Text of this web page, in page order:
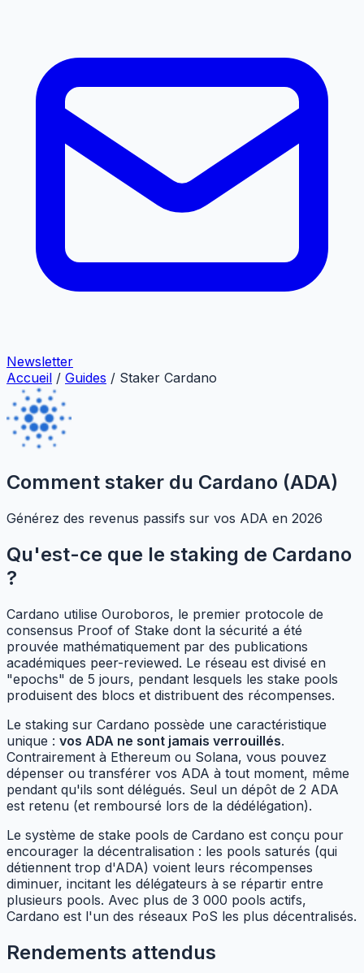
Newsletter
Accueil / Guides / Staker Cardano
Comment staker du Cardano (ADA)
Générez des revenus passifs sur vos ADA en 2026
Qu'est-ce que le staking de Cardano
?
Cardano utilise Ouroboros, le premier protocole de
consensus Proof of Stake dont la sécurité a été
prouvée mathématiquement par des publications
académiques peer-reviewed. Le réseau est divisé en
"epochs" de 5 jours, pendant lesquels les stake pools
produisent des blocs et distribuent des récompenses.
Le staking sur Cardano possède une caractéristique
unique : vos ADA ne sont jamais verrouillés.
Contrairement à Ethereum ou Solana, vous pouvez
dépenser ou transférer vos ADA à tout moment, même
pendant qu'ils sont délégués. Seul un dépôt de 2 ADA
est retenu (et remboursé lors de la dédélégation).
Le système de stake pools de Cardano est conçu pour
encourager la décentralisation : les pools saturés (qui
détiennent trop d'ADA) voient leurs récompenses
diminuer, incitant les délégateurs à se répartir entre
plusieurs pools. Avec plus de 3 000 pools actifs,
Cardano est l'un des réseaux PoS les plus décentralisés.
Rendements attendus